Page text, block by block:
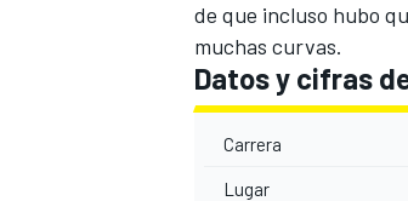
de que incluso hubo
muchas curvas.
Datos y cifras
Carrera
Lugar